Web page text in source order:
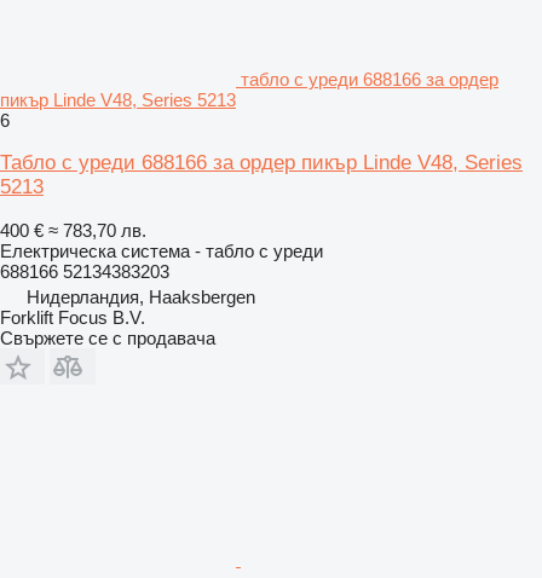
табло с уреди 688166 за ордер
пикър Linde V48, Series 5213
6
Табло с уреди 688166 за ордер пикър Linde V48, Series
5213
400 € ≈ 783,70 лв.
Електрическа система - табло с уреди
688166 52134383203
Нидерландия, Haaksbergen
Forklift Focus B.V.
Свържете се с продавача